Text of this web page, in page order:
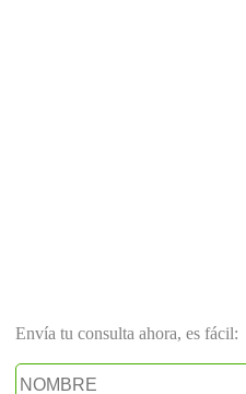
Envía tu consulta ahora, es fácil: